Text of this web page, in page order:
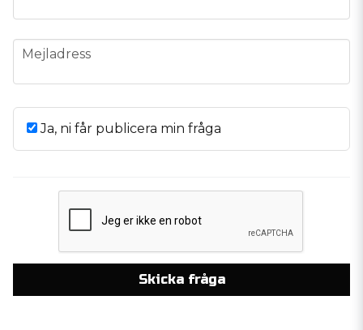
email
Mejladress
Ja, ni får publicera min fråga
Skicka fråga